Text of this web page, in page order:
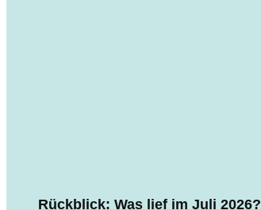
Rückblick: Was lief im Juli 2026?